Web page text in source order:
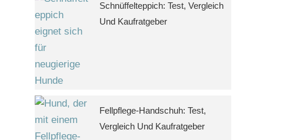
Schnüffelteppich: Test, Vergleich
Und Kaufratgeber
Fellpflege-Handschuh: Test,
Vergleich Und Kaufratgeber